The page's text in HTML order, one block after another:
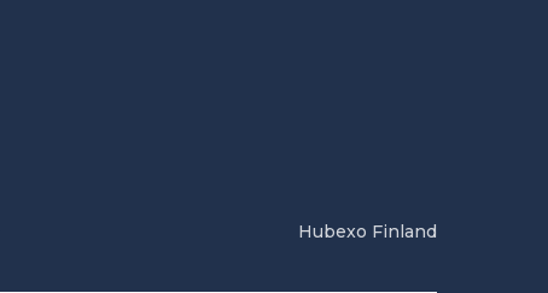
Hubexo Finland